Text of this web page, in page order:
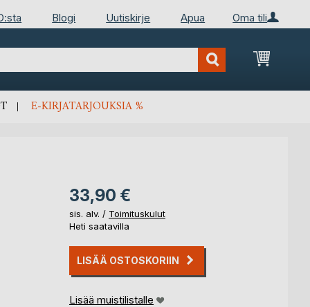
Oma tili
Blogi Uutiskirje Apua
E-KIRJATARJOUKSIA %
33,90 €
sis. alv. / Toimituskulut
Heti saatavilla
LISÄÄ OSTOSKORIIN
Lisää muistilistalle